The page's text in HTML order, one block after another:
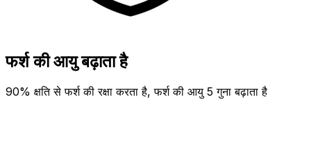
फर्श की आयु बढ़ाता है
90% क्षति से फर्श की रक्षा करता है, फर्श की आयु 5 गुना बढ़ाता है